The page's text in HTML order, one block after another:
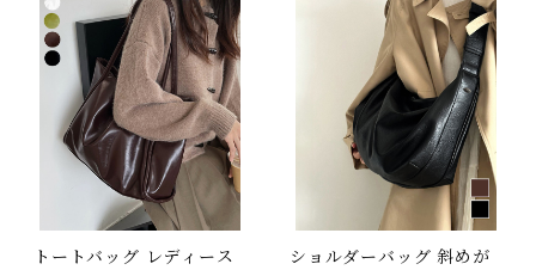
トートバッグ レディース
ショルダーバッグ 斜めが